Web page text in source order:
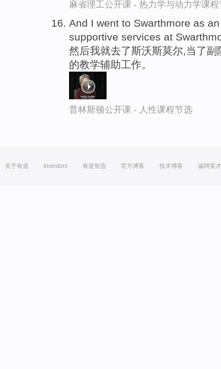
麻省理工公开课 - 热力学与动力学课
And I went to Swarthmore as
supportive services at
然后我就去了斯沃斯莫尔,当了
的教学辅助工作。
普林斯顿公开课 - 人性课程节选
关于有道 Investors 有道智选 官方博客 技术博客 诚聘英才